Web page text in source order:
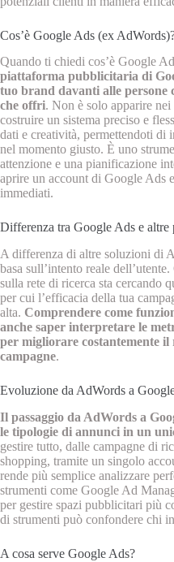
Cos’è Google Ads (ex
Quando ti chiedi cos’è Google
piattaforma pubblicitaria di
tuo brand davanti alle persone
che offri. Non è solo apparire
costruire un sistema preciso e
dati e creatività, permettendoti di
nel momento giusto. È uno
attenzione e una pianificazione
aprire un account di Google Ads
immediati.
Differenza tra Google Ads e
A differenza di altre soluzioni di
basa sull’intento reale
sulla rete di ricerca sta cercando
per cui l’efficacia della tua
alta. Comprendere come
anche saper interpretare le
per migliorare costantemente il
campagne.
Evoluzione da AdWords a
Il passaggio da AdWords a
le tipologie di annunci in un
gestire tutto, dalle campagne di
shopping, tramite un singolo
rende più semplice analizzare
strumenti come Google Ad
per gestire spazi pubblicitari più
di strumenti può confondere chi
A cosa serve Google Ads?